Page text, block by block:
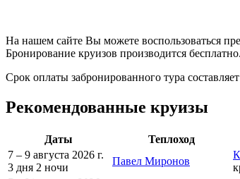
На нашем сайте Вы можете воспользоваться
Бронирование круизов производится бесплатно.
Срок оплаты забронированного тура
Рекомендованные круизы
Даты Теплоход
7 – 9 августа 2026 г.
3 дня 2 ночи
Павел Миронов